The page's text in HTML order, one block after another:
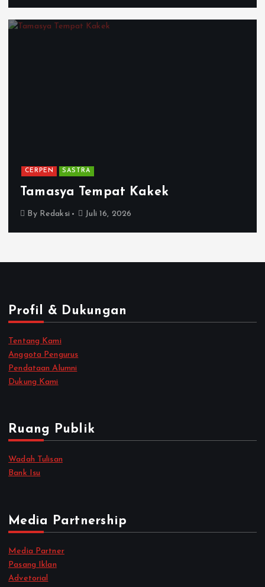
CERPEN SASTRA
Tamasya Tempat Kakek
By Redaksi Juli 16, 2026
Profil & Dukungan
Tentang Kami
Anggota Pengurus
Pendataan Alumni
Dukung Kami
Ruang Publik
Wadah Tulisan
Bank Isu
Media Partnership
Media Partner
Pasang Iklan
Advetorial